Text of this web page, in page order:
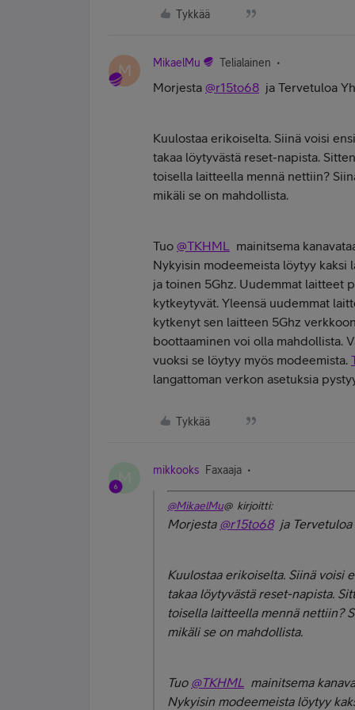
Tykkää
M MikaelMu Telialainen
Morjesta @r15to68 ja Tervetuloa
Kuulostaa erikoiselta. Siinä voisi
takaa löytyvästä reset-napista.
toisella laitteella mennä nettiin?
mikäli se on mahdollista.
Tuo @TKHML
mainitsema
Nykyisin modeemeista löytyy kaksi
ja toinen 5Ghz. Uudemmat laitteet
kytkeytyvät. Yleensä uudemmat
kytkenyt sen laitteen 5Ghz
boottaaminen voi olla mahdollista.
vuoksi se löytyy myös modeemista.
langattoman verkon asetuksia
Tykkää
M mikkooks Faxaaja
@MikaelMu@ kirjoitti:
Morjesta @r15to68ja Tervetuloa
Kuulostaa erikoiselta. Siinä voisi
takaa löytyvästä reset-napista.
toisella laitteella mennä nettiin?
mikäli se on mahdollista.
Tuo @TKHML mainitsema
Nykyisin modeemeista löytyy